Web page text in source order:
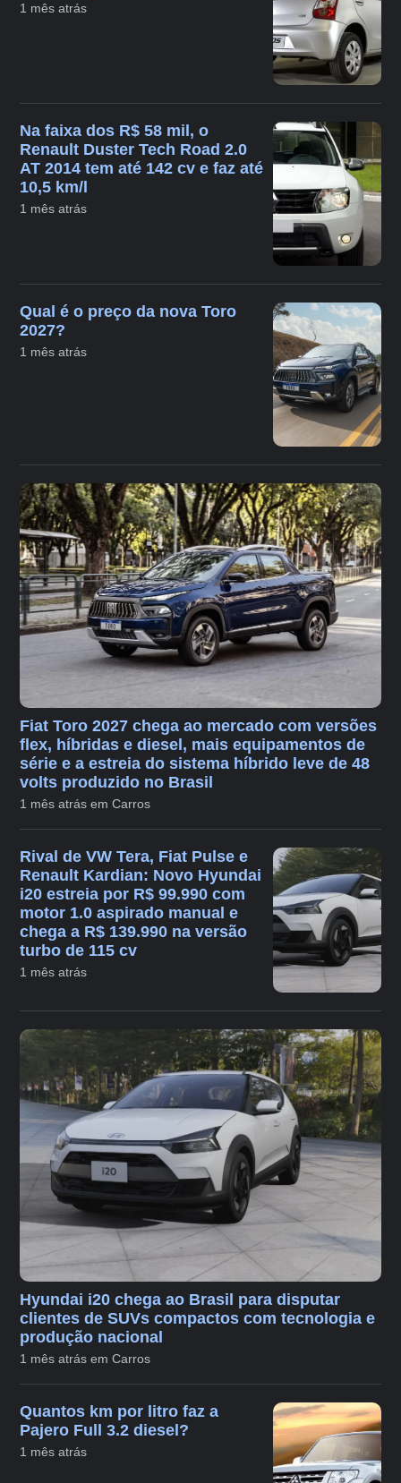
1 mês atrás
Na faixa dos R$ 58 mil, o
Renault Duster Tech Road 2.0
AT 2014 tem até 142 cv e faz até
10,5 km/l
1 mês atrás
Qual é o preço da nova Toro
2027?
1 mês atrás
Fiat Toro 2027 chega ao mercado com versões
flex, híbridas e diesel, mais equipamentos de
série e a estreia do sistema híbrido leve de 48
volts produzido no Brasil
1 mês atrás em Carros
Rival de VW Tera, Fiat Pulse e
Renault Kardian: Novo Hyundai
i20 estreia por R$ 99.990 com
motor 1.0 aspirado manual e
chega a R$ 139.990 na versão
turbo de 115 cv
1 mês atrás
Hyundai i20 chega ao Brasil para disputar
clientes de SUVs compactos com tecnologia e
produção nacional
1 mês atrás em Carros
Quantos km por litro faz a
Pajero Full 3.2 diesel?
1 mês atrás